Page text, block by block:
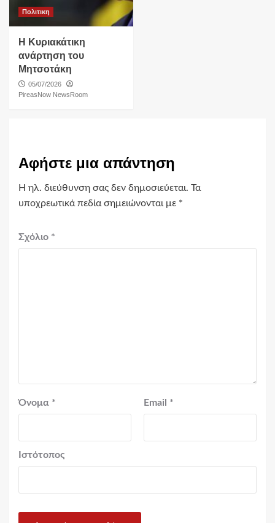
Πολιτικη
Η Κυριακάτικη
ανάρτηση του
Μητσοτάκη
05/07/2026
PireasNow NewsRoom
Αφήστε μια απάντηση
Η ηλ. διεύθυνση σας δεν δημοσιεύεται. Τα
υποχρεωτικά πεδία σημειώνονται με *
Σχόλιο *
Όνομα * Email *
Ιστότοπος